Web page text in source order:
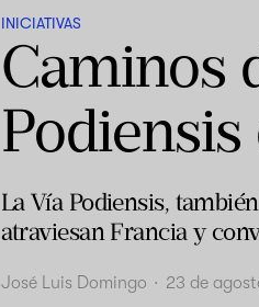
INICIATIVAS
Caminos
La Vía Podiensis,
atraviesan Francia y
José Luis Domingo · 23 de